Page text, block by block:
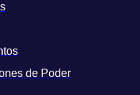
de Poder